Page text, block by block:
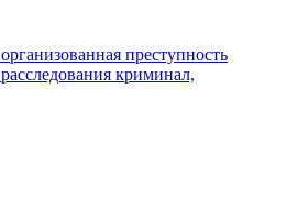
организованная преступность
расследования криминал,